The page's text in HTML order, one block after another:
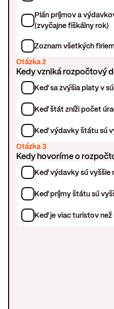
Plán príjmov a
(zvyčajne fiškálny rok)
Zoznam všetkých
Otázka 2
Kedy vzniká rozpočtový
Keď sa zvýšia platy v
Keď štát zníži počet
Keď výdavky štátu sú
Otázka 3
Kedy hovoríme o
Keď výdavky sú vyššie
Keď príjmy štátu sú
Keď je viac turistov